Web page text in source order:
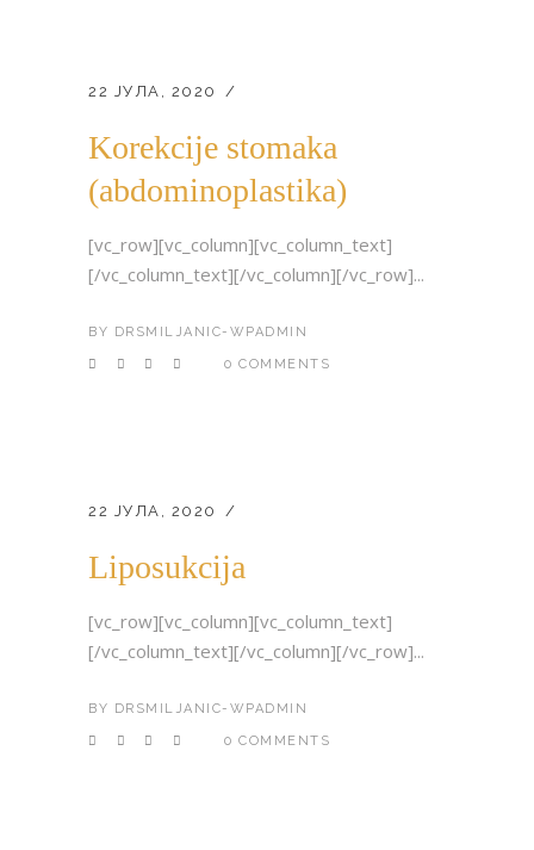
22 ЈУЛА, 2020
Korekcije stomaka
(abdominoplastika)
[vc_row][vc_column][vc_column_text]
[/vc_column_text][/vc_column][/vc_row]...
BY DRSMILJANIC-WPADMIN
0 COMMENTS
22 ЈУЛА, 2020
Liposukcija
[vc_row][vc_column][vc_column_text]
[/vc_column_text][/vc_column][/vc_row]...
BY DRSMILJANIC-WPADMIN
0 COMMENTS